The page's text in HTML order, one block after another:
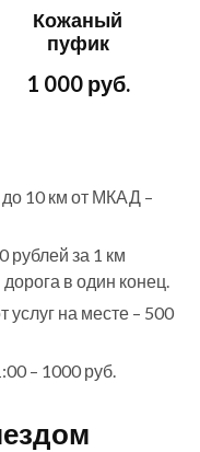
Кожаный
пуфик
1 000 руб.
10 км от МКАД –
за 1 км
в один конец.
услуг на месте – 500
– 1000 руб.